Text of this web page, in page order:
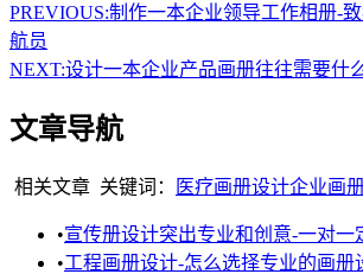
PREVIOUS:制作一本企业领导工作相册-
航员
NEXT:设计一本企业产品画册往往需要什
文章导航
相关文章 关键词： 医疗画册设计企业画
•宣传册设计突出专业和创意-一对一
•工程画册设计-怎么选择专业的画册